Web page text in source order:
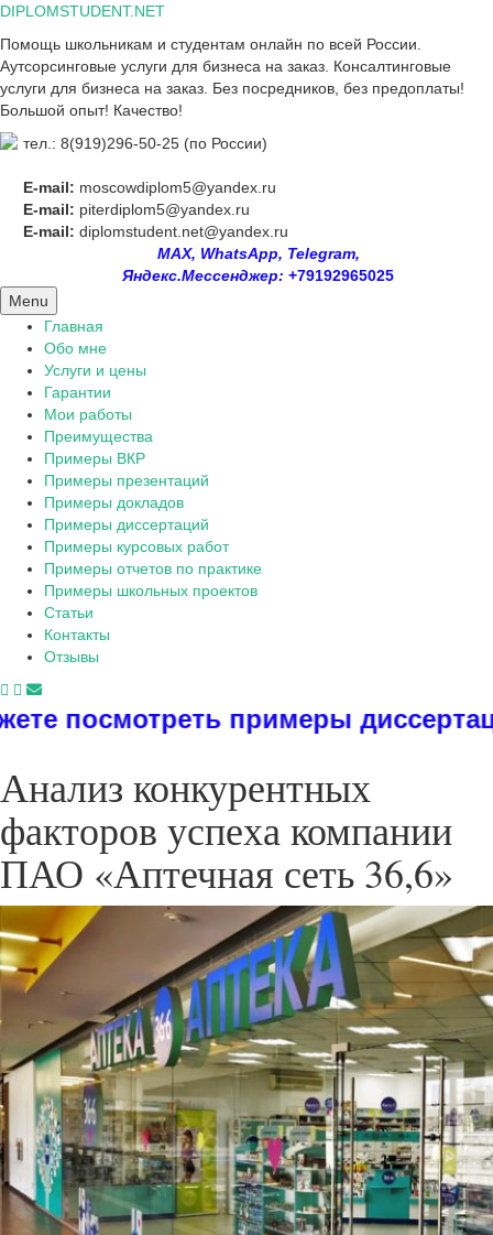
Skip
content
DIPLOMSTUDENT.NET
Помощь школьникам и студентам онлайн по всей России.
Аутсорсинговые услуги для бизнеса на заказ. Консалтинговые
услуги для бизнеса на заказ. Без посредников, без предоплаты!
Большой опыт! Качество!
тел.: 8(919)296-50-25 (по России)
E-mail: moscowdiplom5@yandex.ru
E-mail: piterdiplom5@yandex.ru
E-mail: diplomstudent.net@yandex.ru
MAX, WhatsApp, Telegram,
Яндекс.Мессенджер: +79192965025
Menu
Главная
Обо мне
Услуги и цены
Гарантии
Мои работы
Преимущества
Примеры ВКР
Примеры презентаций
Примеры докладов
Примеры диссертаций
Примеры курсовых работ
Примеры отчетов по практике
Примеры школьных проектов
Статьи
Контакты
Отзывы
примеры диссертаций,
Анализ конкурентных
факторов успеха компании
ПАО «Аптечная сеть 36,6»